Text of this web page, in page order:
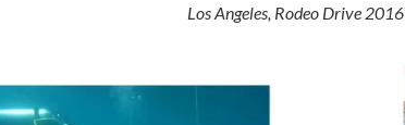
Los Angeles, Rodeo Drive 2016